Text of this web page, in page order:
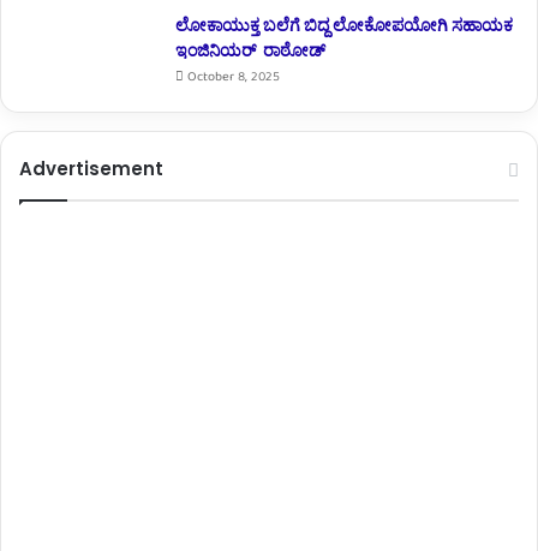
ಲೋಕಾಯುಕ್ತ ಬಲೆಗೆ ಬಿದ್ದ ಲೋಕೋಪಯೋಗಿ ಸಹಾಯಕ
ಇಂಜಿನಿಯರ್ ರಾಠೋಡ್
October 8, 2025
Advertisement